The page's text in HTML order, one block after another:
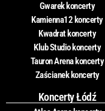
Gwarek koncerty
Kamienna12 koncerty
Kwadrat koncerty
Klub Studio koncerty
Tauron Arena koncerty
Zaścianek koncerty
Koncerty Łódź